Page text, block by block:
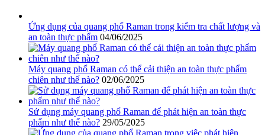
Ứng dụng của quang phổ Raman trong kiểm tra chất lượng và
an toàn thực phẩm 04/06/2025
Máy quang phổ Raman có thể cải thiện an toàn thực phẩm
chiên như thế nào? 02/06/2025
Sử dụng máy quang phổ Raman để phát hiện an toàn thực
phẩm như thế nào? 29/05/2025